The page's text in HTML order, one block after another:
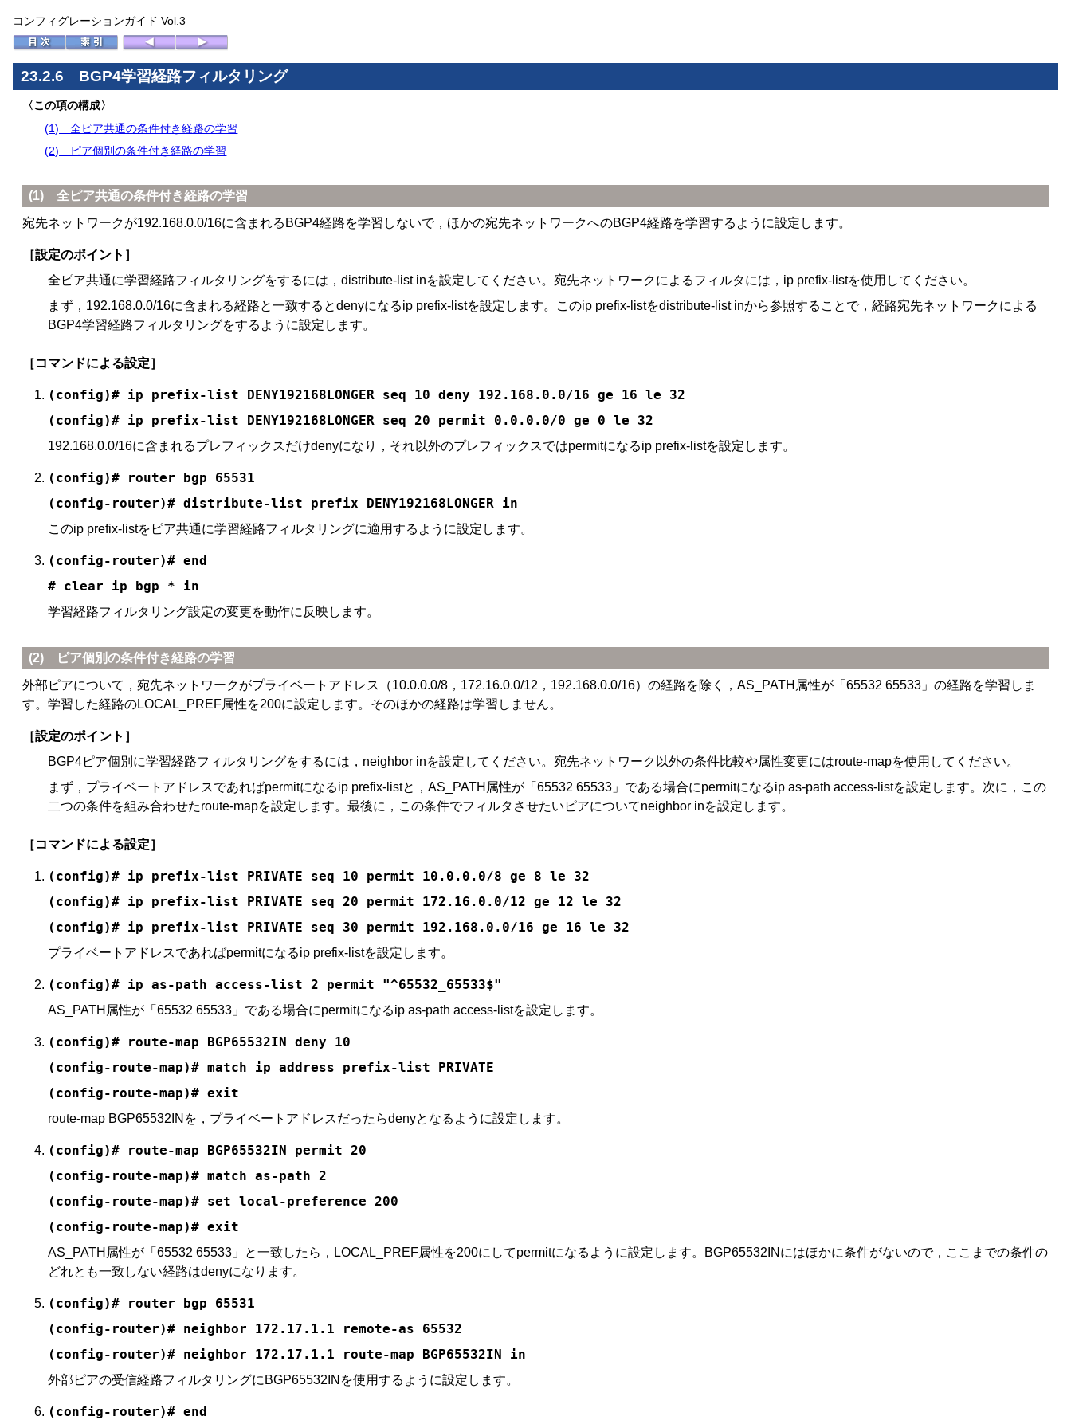
コンフィグレーションガイド Vol.3
23.2.6 BGP4学習経路フィルタリング
〈この項の構成〉
(1) 全ピア共通の条件付き経路の学習
(2) ピア個別の条件付き経路の学習
(1) 全ピア共通の条件付き経路の学習
宛先ネットワークが192.168.0.0/16に含まれるBGP4経路を学習しないで，ほかの宛先ネットワークへのBGP4経路を学習するように設定します。
［設定のポイント］
全ピア共通に学習経路フィルタリングをするには，distribute-list inを設定してください。宛先ネットワークによるフィルタには，ip prefix-listを使用してください。
まず，192.168.0.0/16に含まれる経路と一致するとdenyになるip prefix-listを設定します。このip prefix-listをdistribute-list inから参照することで，経路宛先ネットワークによる
BGP4学習経路フィルタリングをするように設定します。
［コマンドによる設定］
(config)# ip prefix-list DENY192168LONGER seq 10 deny 192.168.0.0/16 ge 16 le 32
(config)# ip prefix-list DENY192168LONGER seq 20 permit 0.0.0.0/0 ge 0 le 32
192.168.0.0/16に含まれるプレフィックスだけdenyになり，それ以外のプレフィックスではpermitになるip prefix-listを設定します。
(config)# router bgp 65531
(config-router)# distribute-list prefix DENY192168LONGER in
このip prefix-listをピア共通に学習経路フィルタリングに適用するように設定します。
(config-router)# end
# clear ip bgp * in
学習経路フィルタリング設定の変更を動作に反映します。
(2) ピア個別の条件付き経路の学習
外部ピアについて，宛先ネットワークがプライベートアドレス（10.0.0.0/8，172.16.0.0/12，192.168.0.0/16）の経路を除く，AS_PATH属性が「65532 65533」の経路を学習しま
す。学習した経路のLOCAL_PREF属性を200に設定します。そのほかの経路は学習しません。
［設定のポイント］
BGP4ピア個別に学習経路フィルタリングをするには，neighbor inを設定してください。宛先ネットワーク以外の条件比較や属性変更にはroute-mapを使用してください。
まず，プライベートアドレスであればpermitになるip prefix-listと，AS_PATH属性が「65532 65533」である場合にpermitになるip as-path access-listを設定します。次に，この
二つの条件を組み合わせたroute-mapを設定します。最後に，この条件でフィルタさせたいピアについてneighbor inを設定します。
［コマンドによる設定］
(config)# ip prefix-list PRIVATE seq 10 permit 10.0.0.0/8 ge 8 le 32
(config)# ip prefix-list PRIVATE seq 20 permit 172.16.0.0/12 ge 12 le 32
(config)# ip prefix-list PRIVATE seq 30 permit 192.168.0.0/16 ge 16 le 32
プライベートアドレスであればpermitになるip prefix-listを設定します。
(config)# ip as-path access-list 2 permit "^65532_65533$"
AS_PATH属性が「65532 65533」である場合にpermitになるip as-path access-listを設定します。
(config)# route-map BGP65532IN deny 10
(config-route-map)# match ip address prefix-list PRIVATE
(config-route-map)# exit
route-map BGP65532INを，プライベートアドレスだったらdenyとなるように設定します。
(config)# route-map BGP65532IN permit 20
(config-route-map)# match as-path 2
(config-route-map)# set local-preference 200
(config-route-map)# exit
AS_PATH属性が「65532 65533」と一致したら，LOCAL_PREF属性を200にしてpermitになるように設定します。BGP65532INにはほかに条件がないので，ここまでの条件の
どれとも一致しない経路はdenyになります。
(config)# router bgp 65531
(config-router)# neighbor 172.17.1.1 remote-as 65532
(config-router)# neighbor 172.17.1.1 route-map BGP65532IN in
外部ピアの受信経路フィルタリングにBGP65532INを使用するように設定します。
(config-router)# end